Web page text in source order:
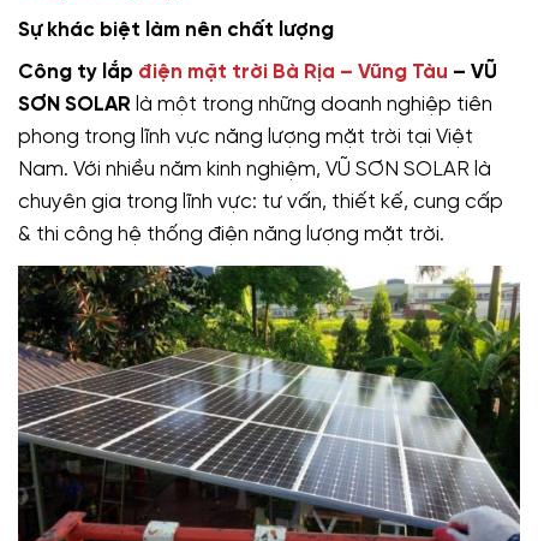
Sự khác biệt làm nên chất lượng
Công ty lắp điện mặt trời Bà Rịa – Vũng Tàu – VŨ
SƠN SOLAR là một trong những doanh nghiệp tiên
phong trong lĩnh vực năng lượng mặt trời tại Việt
Nam. Với nhiều năm kinh nghiệm, VŨ SƠN SOLAR là
chuyên gia trong lĩnh vực: tư vấn, thiết kế, cung cấp
& thi công hệ thống điện năng lượng mặt trời.